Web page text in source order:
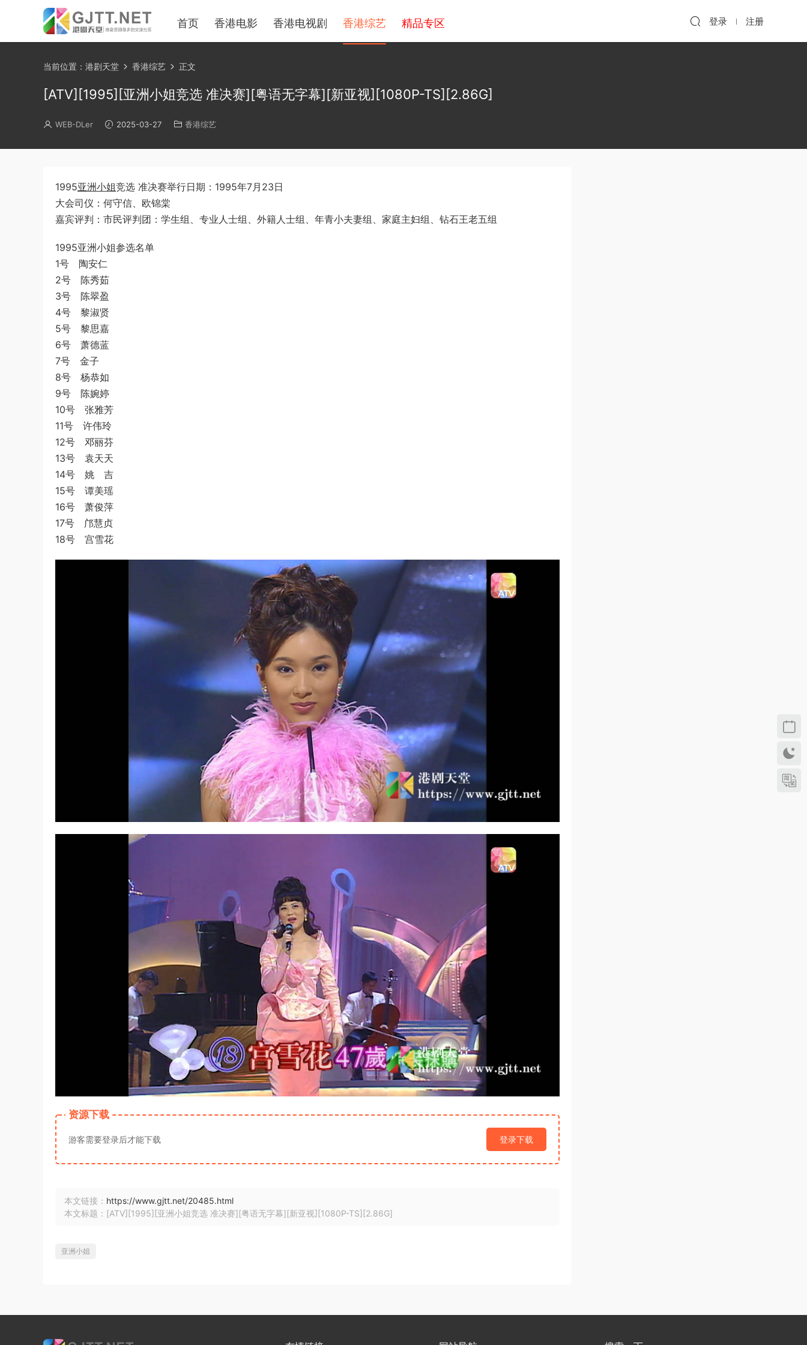
首页 香港电影 香港电视剧 香港综艺 精品专区 登录 注册
当前位置： 港剧天堂 香港综艺 正文
[ATV][1995][亚洲小姐竞选 准决赛][粤语无字幕][新亚视][1080P-TS][2.86G]
WEB-DLer 2025-03-27 香港综艺
1995亚洲小姐竞选 准决赛举行日期：1995年7月23日
大会司仪：何守信、欧锦棠
嘉宾评判：市民评判团：学生组、专业人士组、外籍人士组、年青小夫妻组、家庭主妇组、钻石王老五组
1995亚洲小姐参选名单
1号 陶安仁
2号 陈秀茹
3号 陈翠盈
4号 黎淑贤
5号 黎思嘉
6号 萧德蓝
7号 金子
8号 杨恭如
9号 陈婉婷
10号 张雅芳
11号 许伟玲
12号 邓丽芬
13号 袁天天
14号 姚 吉
15号 谭美瑶
16号 萧俊萍
17号 邝慧贞
18号 宫雪花
资源下载
游客需要登录后才能下载 登录下载
本文链接： https://www.gjtt.net/20485.html
本文标题：[ATV][1995][亚洲小姐竞选 准决赛][粤语无字幕][新亚视][1080P-TS][2.86G]
亚洲小姐